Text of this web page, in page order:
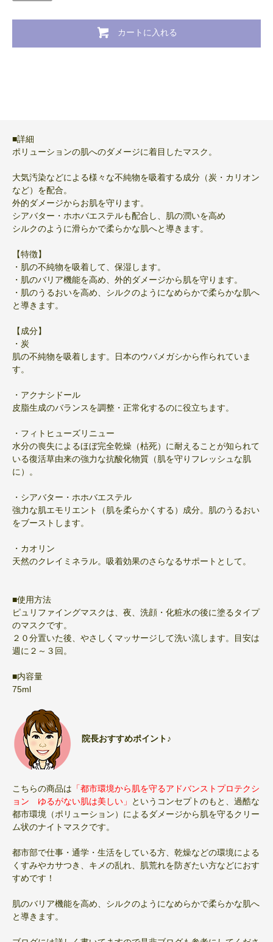
カートに入れる
■詳細
ポリューションの肌へのダメージに着目したマスク。
大気汚染などによる様々な不純物を吸着する成分（炭・カリオン
など）を配合。
外的ダメージからお肌を守ります。
シアバター・ホホバエステルも配合し、肌の潤いを高め
シルクのように滑らかで柔らかな肌へと導きます。
【特徴】
・肌の不純物を吸着して、保湿します。
・肌のバリア機能を高め、外的ダメージから肌を守ります。
・肌のうるおいを高め、シルクのようになめらかで柔らかな肌へ
と導きます。
【成分】
・炭
肌の不純物を吸着します。日本のウバメガシから作られていま
す。
・アクナシドール
皮脂生成のバランスを調整・正常化するのに役立ちます。
・フィトヒューズリニュー
水分の喪失によるほぼ完全乾燥（枯死）に耐えることが知られて
いる復活草由来の強力な抗酸化物質（肌を守りフレッシュな肌
に）。
・シアバター・ホホバエステル
強力な肌エモリエント（肌を柔らかくする）成分。肌のうるおい
をブーストします。
・カオリン
天然のクレイミネラル。吸着効果のさらなるサポートとして。
■使用方法
ピュリファイングマスクは、夜、洗顔・化粧水の後に塗るタイプ
のマスクです。
２０分置いた後、やさしくマッサージして洗い流します。目安は
週に２～３回。
■内容量
75ml
院長おすすめポイント♪
こちらの商品は 「都市環境から肌を守るアドバンストプロテクシ
ョン ゆるがない肌は美しい」
というコンセプトのもと、過酷な
都市環境（ポリューション）によるダメージから肌を守るクリー
ム状のナイトマスクです。
都市部で仕事・通学・生活をしている方、乾燥などの環境による
くすみやカサつき、キメの乱れ、肌荒れを防ぎたい方などにおす
すめです！
肌のバリア機能を高め、シルクのようになめらかで柔らかな肌へ
と導きます。